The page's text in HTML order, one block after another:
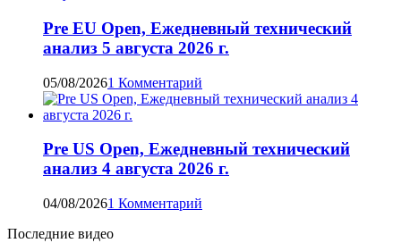
Pre EU Open, Ежедневный технический
анализ 5 августа 2026 г.
05/08/20261 Комментарий
Pre US Open, Ежедневный технический
анализ 4 августа 2026 г.
04/08/20261 Комментарий
Последние видео